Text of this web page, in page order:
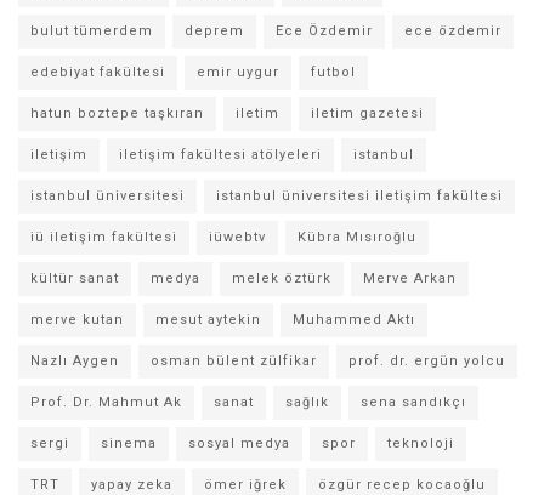
bulut tümerdem deprem Ece Özdemir ece özdemir
edebiyat fakültesi emir uygur futbol
hatun boztepe taşkıran iletim iletim gazetesi
iletişim iletişim fakültesi atölyeleri istanbul
istanbul üniversitesi istanbul üniversitesi iletişim fakültesi
iü iletişim fakültesi iüwebtv Kübra Mısıroğlu
kültür sanat medya melek öztürk Merve Arkan
merve kutan mesut aytekin Muhammed Aktı
Nazlı Aygen osman bülent zülfikar prof. dr. ergün yolcu
Prof. Dr. Mahmut Ak sanat sağlık sena sandıkçı
sergi sinema sosyal medya spor teknoloji
TRT yapay zeka ömer iğrek özgür recep kocaoğlu